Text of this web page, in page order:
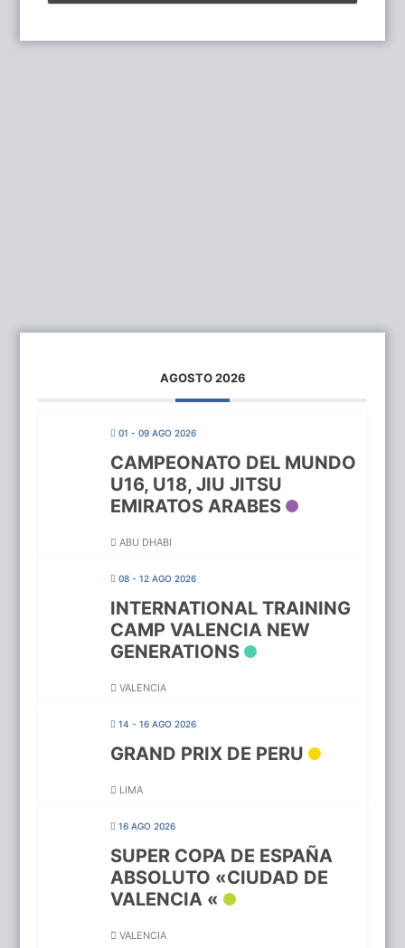
AGOSTO 2026
01 - 09 AGO 2026
CAMPEONATO DEL MUNDO
U16, U18, JIU JITSU
EMIRATOS ARABES
ABU DHABI
08 - 12 AGO 2026
INTERNATIONAL TRAINING
CAMP VALENCIA NEW
GENERATIONS
VALENCIA
14 - 16 AGO 2026
GRAND PRIX DE PERU
LIMA
16 AGO 2026
SUPER COPA DE ESPAÑA
ABSOLUTO «CIUDAD DE
VALENCIA «
VALENCIA